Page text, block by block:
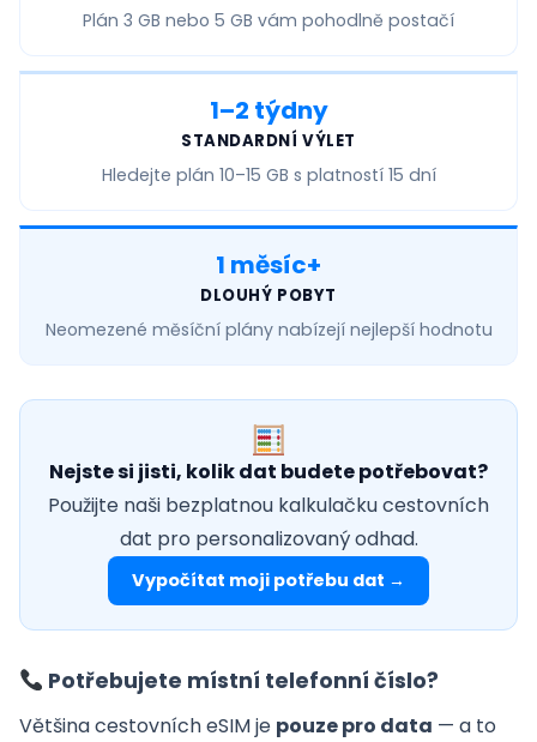
Plán 3 GB nebo 5 GB vám pohodlně postačí
1–2 týdny
STANDARDNÍ VÝLET
Hledejte plán 10–15 GB s platností 15 dní
1 měsíc+
DLOUHÝ POBYT
Neomezené měsíčníplány nabízejí nejlepší hodnotu
Nejste si jisti, kolik dat budete potřebovat?
Použijte naši bezplatnou kalkulačku cestovních
dat pro personalizovaný odhad.
Vypočítat moji potřebu dat →
Potřebujete místní telefonní číslo?
Většina cestovních eSIM je pouze pro data — a to